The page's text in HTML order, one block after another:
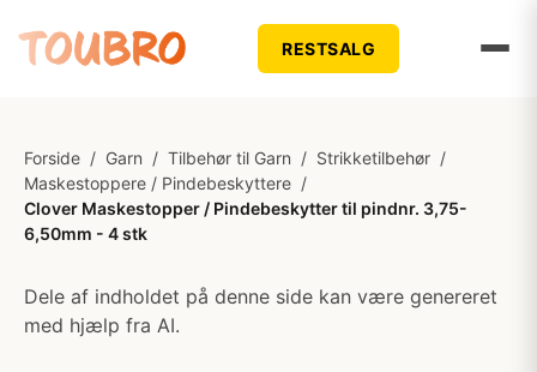
RESTSALG
Forside / Garn / Tilbehør til Garn / Strikketilbehør /
Maskestoppere / Pindebeskyttere /
Clover Maskestopper / Pindebeskytter til pindnr. 3,75-
6,50mm - 4 stk
Dele af indholdet på denne side kan være genereret
med hjælp fra AI.